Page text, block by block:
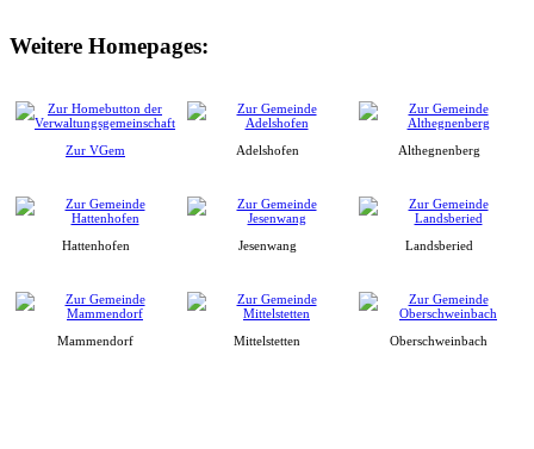
Weitere Homepages:
Zur VGem Adelshofen Althegnenberg
Hattenhofen Jesenwang Landsberied
Mammendorf Mittelstetten Oberschweinbach